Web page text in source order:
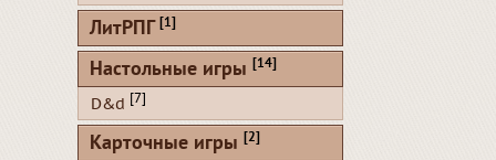
ЛитРПГ [1]
Настольные игры [14]
D&d [7]
Карточные игры [2]